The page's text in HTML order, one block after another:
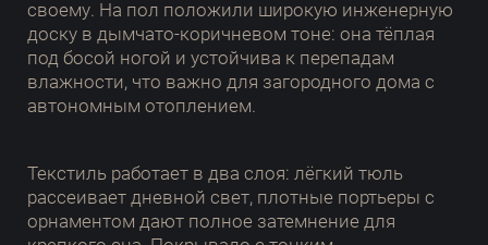
своему. На пол положили широкую инженерную
доску в дымчато-коричневом тоне: она тёплая
под босой ногой и устойчива к перепадам
влажности, что важно для загородного дома с
автономным отоплением.
Текстиль работает в два слоя: лёгкий тюль
рассеивает дневной свет, плотные портьеры с
орнаментом дают полное затемнение для